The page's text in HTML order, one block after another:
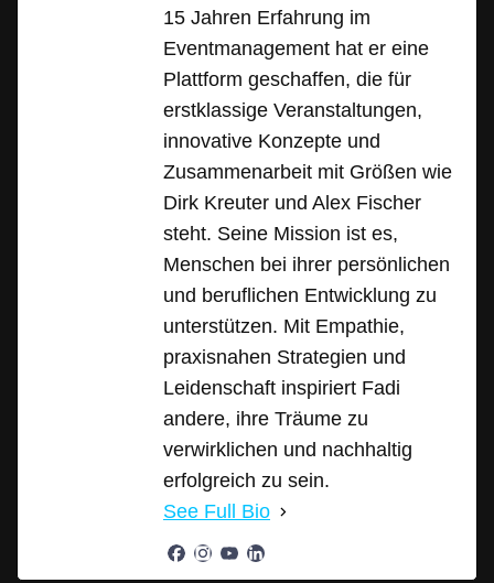
15 Jahren Erfahrung im
Eventmanagement hat er eine
Plattform geschaffen, die für
erstklassige Veranstaltungen,
innovative Konzepte und
Zusammenarbeit mit Größen wie
Dirk Kreuter und Alex Fischer
steht. Seine Mission ist es,
Menschen bei ihrer persönlichen
und beruflichen Entwicklung zu
unterstützen. Mit Empathie,
praxisnahen Strategien und
Leidenschaft inspiriert Fadi
andere, ihre Träume zu
verwirklichen und nachhaltig
erfolgreich zu sein.
See Full Bio